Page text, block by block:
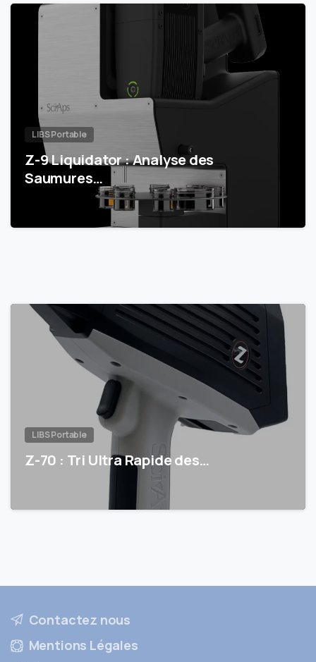
LIBS Portable
Z-9 Liquidator : Analyse des
Saumures…
LIBS Portable
Z-70 : Tri Ultra Rapide des…
Contactez nous
Mentions Légales